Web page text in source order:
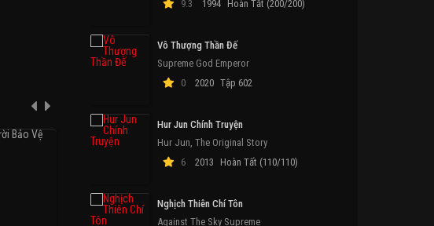
Tập 3 Tập 3
9.3
1994 Hoàn Tất (200/200)
Vô Thượng Thần Đế
Supreme God Emperor
0
2020 Tập 602
Hur Jun Chính Truyện
Hur Jun, The Original Story
6
2013 Hoàn Tất (110/110)
Nghịch Thiên Chí Tôn
Against The Sky Supreme